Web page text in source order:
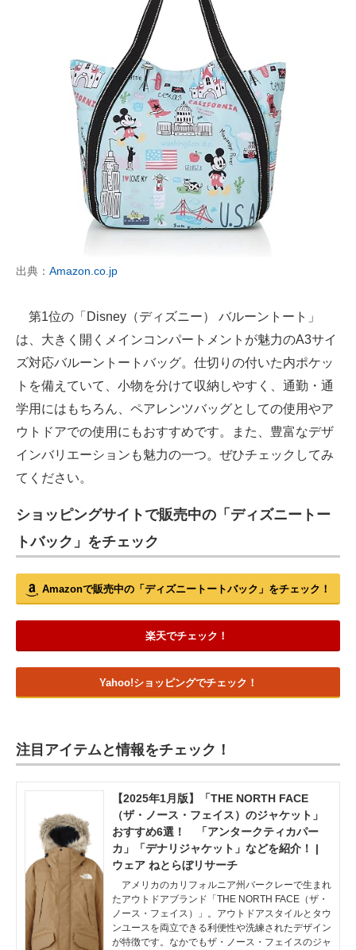
出典： Amazon.co.jp
第1位の「Disney（ディズニー） バルーントート」
は、大きく開くメインコンパートメントが魅力のA3サイ
ズ対応バルーントートバッグ。仕切りの付いた内ポケッ
トを備えていて、小物を分けて収納しやすく、通勤・通
学用にはもちろん、ペアレンツバッグとしての使用やア
ウトドアでの使用にもおすすめです。また、豊富なデザ
インバリエーションも魅力の一つ。ぜひチェックしてみ
てください。
ショッピングサイトで販売中の「ディズニートー
トバック」をチェック
Amazonで販売中の「ディズニートートバック」をチェック！
楽天でチェック！
Yahoo!ショッピングでチェック！
注目アイテムと情報をチェック！
【2025年1月版】「THE NORTH FACE
（ザ・ノース・フェイス）のジャケット」
おすすめ6選！ 「アンタークティカパー
カ」「デナリジャケット」などを紹介！ |
ウェア ねとらぼリサーチ
アメリカのカリフォルニア州バークレーで生まれ
たアウトドアブランド「THE NORTH FACE（ザ・
ノース・フェイス）」。アウトドアスタイルとタウ
ンユースを両立できる利便性や洗練されたデザイン
が特徴です。なかでもザ・ノース・フェイスのジャ